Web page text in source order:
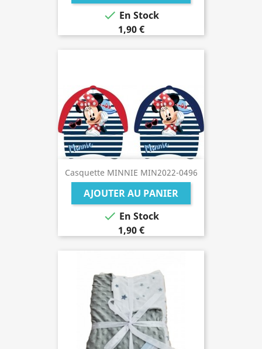
 En Stock
1,90 €
Casquette MINNIE MIN2022-0496
AJOUTER AU PANIER
 En Stock
1,90 €